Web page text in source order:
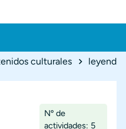
culturales leyendas
Nº de
actividades: 5